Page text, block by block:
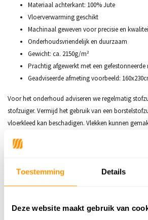
Toestemming Details
Deze website maakt gebruik van
Materiaal achterkant: 100% Jute
Vloerverwarming geschikt
Machinaal geweven voor precisie en
Onderhoudsvriendelijk en duurzaam
Gewicht: ca. 2150g/m²
Prachtig afgewerkt met een gefestonneerde
Geadviseerde afmeting voorbeeld:
Voor het onderhoud adviseren we regelmatig
stofzuiger. Vermijd het gebruik van een
vloerkleed kan beschadigen. Vlekken kunnen
effect verdwijnt snel vanzelf. Het proces kan